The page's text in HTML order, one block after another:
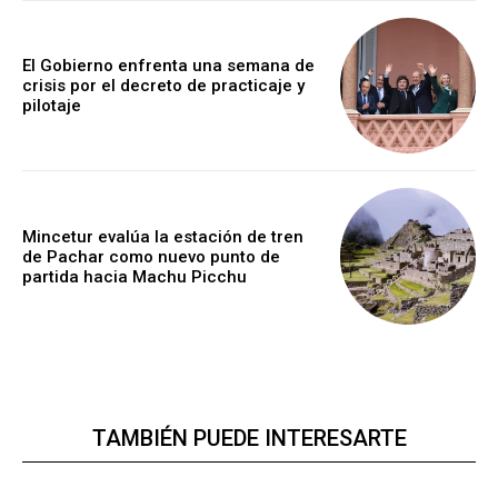
El Gobierno enfrenta una semana de
crisis por el decreto de practicaje y
pilotaje
Mincetur evalúa la estación de tren
de Pachar como nuevo punto de
partida hacia Machu Picchu
TAMBIÉN PUEDE INTERESARTE